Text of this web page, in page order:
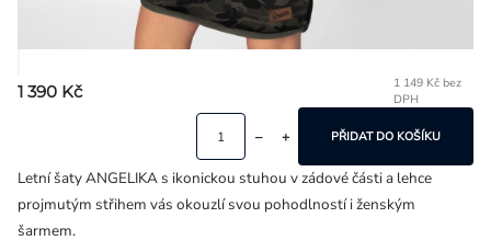
1 390 Kč
1 149 Kč bez
DPH
PŘIDAT DO KOŠÍKU
Letní šaty ANGELIKA s ikonickou stuhou v zádové části a lehce
projmutým střihem vás okouzlí svou pohodlností i ženským
šarmem.